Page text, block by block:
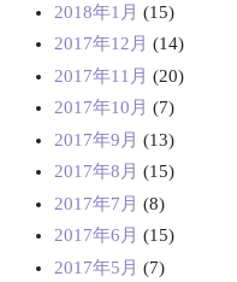
2018年1月 (15)
2017年12月 (14)
2017年11月 (20)
2017年10月 (7)
2017年9月 (13)
2017年8月 (15)
2017年7月 (8)
2017年6月 (15)
2017年5月 (7)